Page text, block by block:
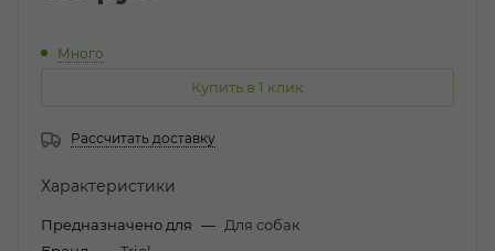
Много
Купить в 1 клик
Рассчитать доставку
Характеристики
Предназначено для — Для собак